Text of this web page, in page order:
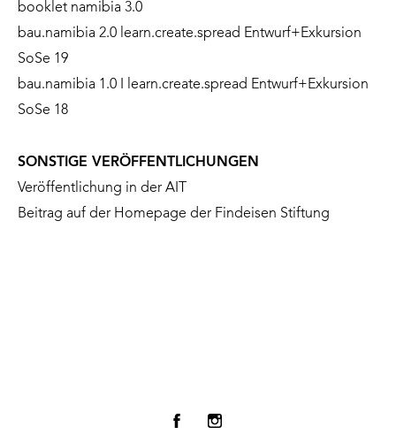
booklet namibia 3.0
bau.namibia 2.0 learn.create.spread Entwurf+Exkursion
SoSe 19
bau.namibia 1.0 I learn.create.spread Entwurf+Exkursion
SoSe 18
SONSTIGE VERÖFFENTLICHUNGEN
Veröffentlichung in der AIT
Beitrag auf der Homepage der Findeisen Stiftung